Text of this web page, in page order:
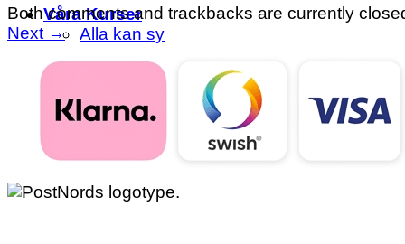
Våra Kurser
Alla kan sy
Om skolan
Beställ
Both comments and trackbacks are currently
Next →